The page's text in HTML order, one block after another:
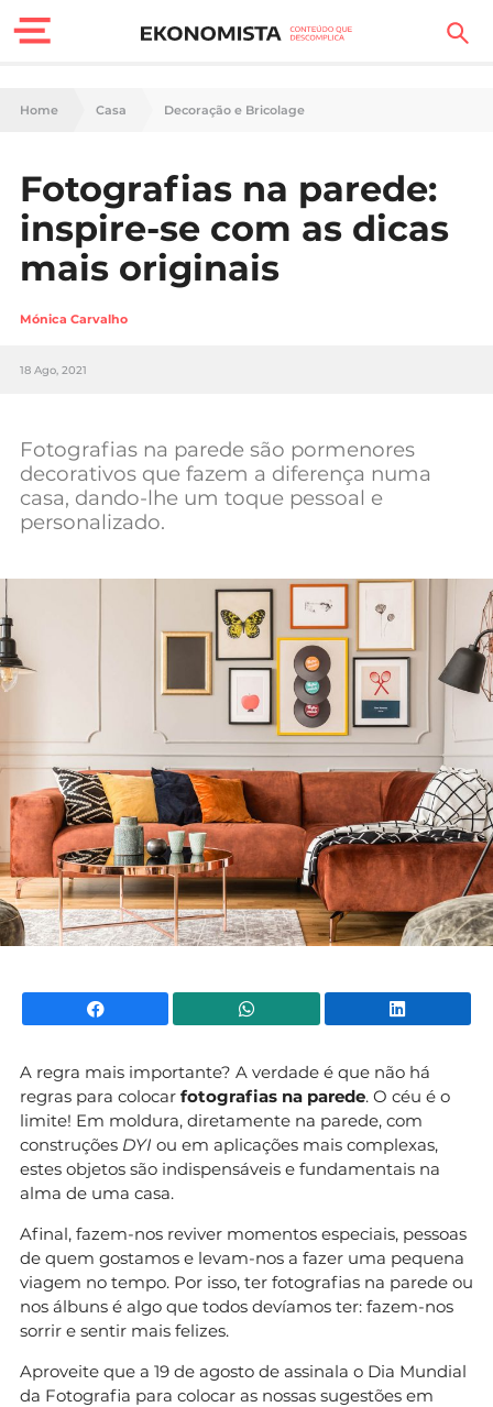
Finanças Pessoais
Carreira
Casa
Lifestyle
Sociedade
Negócios
Mundial 2026
Home Casa Decoração e Bricolage
Fotografias na parede:
inspire-se com as dicas
mais originais
Mónica Carvalho
18 Ago, 2021
Fotografias na parede são pormenores
decorativos que fazem a diferença numa
casa, dando-lhe um toque pessoal e
personalizado.
Facebook WhatsApp
A regra mais importante? A verdade é que não há
regras para colocar fotografias na parede. O céu é o
limite! Em moldura, diretamente na parede, com
construções DYI ou em aplicações mais complexas,
estes objetos são indispensáveis e fundamentais na
alma de uma casa.
Afinal, fazem-nos reviver momentos especiais, pessoas
de quem gostamos e levam-nos a fazer uma pequena
viagem no tempo. Por isso, ter fotografias na parede ou
nos álbuns é algo que todos devíamos ter: fazem-nos
sorrir e sentir mais felizes.
Aproveite que a 19 de agosto de assinala o Dia Mundial
da Fotografia para colocar as nossas sugestões em